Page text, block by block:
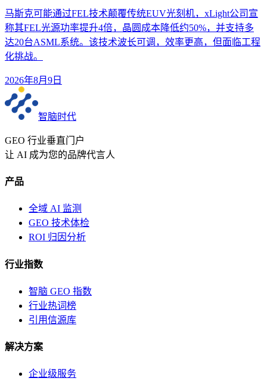
马斯克可能通过FEL技术颠覆传统EUV光刻机，xLight公司宣
称其FEL光源功率提升4倍，晶圆成本降低约50%，并支持多
达20台ASML系统。该技术波长可调，效率更高，但面临工程
化挑战。
2026年8月9日
智脑时代
GEO 行业垂直门户
让 AI 成为您的品牌代言人
产品
全域 AI 监测
GEO 技术体检
ROI 归因分析
行业指数
智脑 GEO 指数
行业热词榜
引用信源库
解决方案
企业级服务